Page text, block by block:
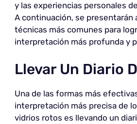
y las experiencias personales
A continuación, se presentarán
técnicas más comunes para
interpretación más profunda y
Llevar Un Diario
Una de las formas más
interpretación más precisa de
vidrios rotos es llevando un